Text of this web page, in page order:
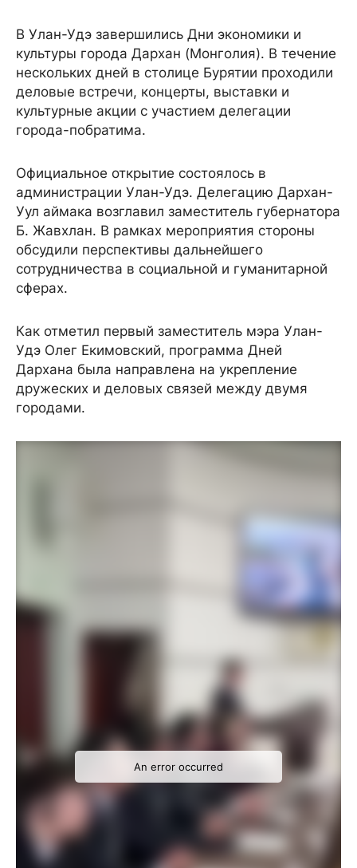
В Улан-Удэ завершились Дни экономики и
культуры города Дархан (Монголия). В течение
нескольких дней в столице Бурятии проходили
деловые встречи, концерты, выставки и
культурные акции с участием делегации
города-побратима.
Официальное открытие состоялось в
администрации Улан-Удэ. Делегацию Дархан-
Уул аймака возглавил заместитель губернатора
Б. Жавхлан. В рамках мероприятия стороны
обсудили перспективы дальнейшего
сотрудничества в социальной и гуманитарной
сферах.
Как отметил первый заместитель мэра Улан-
Удэ Олег Екимовский, программа Дней
Дархана была направлена на укрепление
дружеских и деловых связей между двумя
городами.